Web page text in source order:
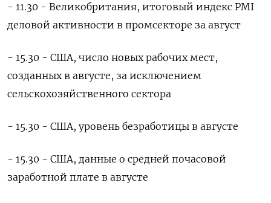
- 11.30 - Великобритания, итоговый индекс PMI
деловой активности в промсекторе за август
- 15.30 - США, число новых рабочих мест,
созданных в августе, за исключением
сельскохозяйственного сектора
- 15.30 - США, уровень безработицы в августе
- 15.30 - США, данные о средней почасовой
заработной плате в августе